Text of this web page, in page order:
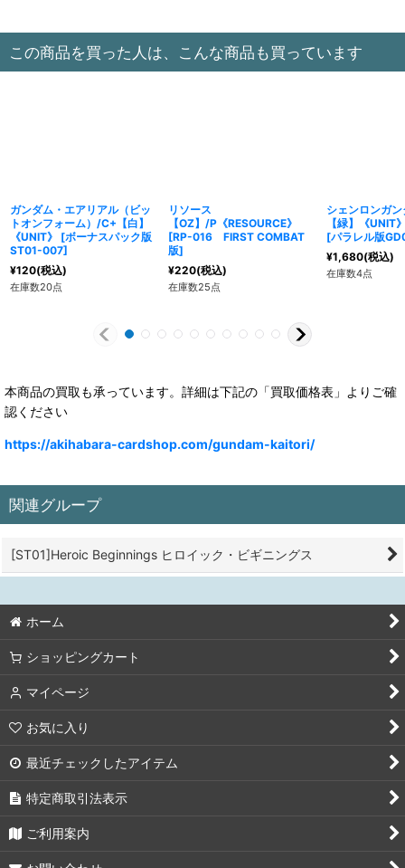
この商品を買った人は、こんな商品も買っています
ガンダム・エアリアル（ビッ
トオンフォーム）/C+【白】
《UNIT》
[ボーナスパック版
ST01-007]
¥120(税込)
在庫数20点
リソース
【OZ】/P《RESOURCE》
[RP-016 FIRST COMBAT
版]
¥220(税込)
在庫数25点
シェンロンガ
【緑】《UNIT
[パラレル版
¥1,680(税込)
在庫数4点
本商品の買取も承っています。詳細は下記の「買取価格表」よりご確
認ください
https://akihabara-cardshop.com/gundam-kaitori/
関連グループ
[ST01]Heroic Beginnings ヒロイック・ビギニングス
ホーム
ショッピングカート
マイページ
お気に入り
最近チェックしたアイテム
特定商取引法表示
ご利用案内